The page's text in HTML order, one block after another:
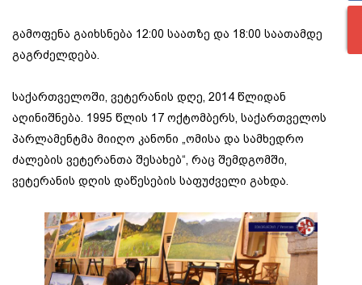
გამოფენა გაიხსნება 12:00 საათზე და 18:00 საათამდე
გაგრძელდება.
საქართველოში, ვეტერანის დღე, 2014 წლიდან
აღინიშნება. 1995 წლის 17 ოქტომბერს, საქართველოს
პარლამენტმა მიიღო კანონი „ომისა და სამხედრო
ძალების ვეტერანთა შესახებ“, რაც შემდგომში,
ვეტერანის დღის დაწესების საფუძველი გახდა.